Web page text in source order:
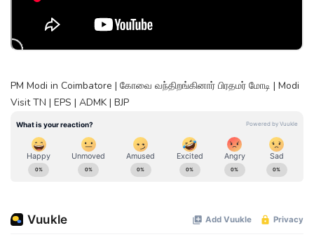
PM Modi in Coimbatore | கோவை வந்திறங்கினார் பிரதமர் மோடி | Modi
Visit TN | EPS | ADMK | BJP